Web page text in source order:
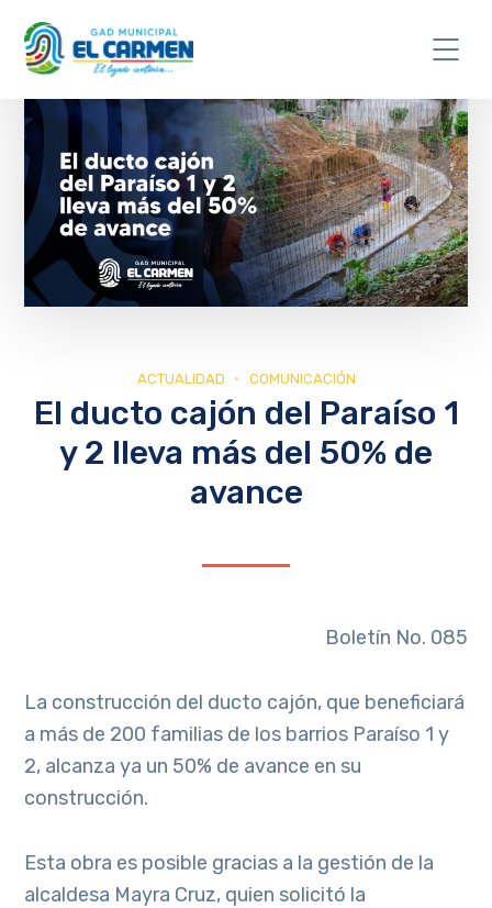
ACTUALIDAD COMUNICACIÓN
El ducto cajón del Paraíso 1
y 2 lleva más del 50% de
avance
Boletín No. 085
La construcción del ducto cajón, que beneficiará
a más de 200 familias de los barrios Paraíso 1 y
2, alcanza ya un 50% de avance en su
construcción.
Esta obra es posible gracias a la gestión de la
alcaldesa Mayra Cruz, quien solicitó la